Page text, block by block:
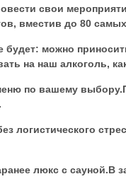
свои
вместив до 80
будет: можно
на наш алкоголь,
по вашему
логистического
люкс с сауной.В